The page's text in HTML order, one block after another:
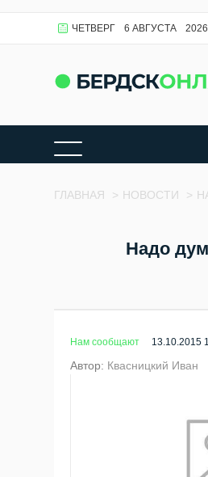
ЧЕТВЕРГ 6 АВГУСТА 2026
ГЛАВНАЯ > НОВОСТИ >
Надо
Нам сообщают 13.10.2015
Автор: Квасницкий Иван